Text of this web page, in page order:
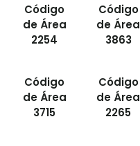
Código
de Área
2254
Código
de Área
3863
Código
de Área
3715
Código
de Área
2265